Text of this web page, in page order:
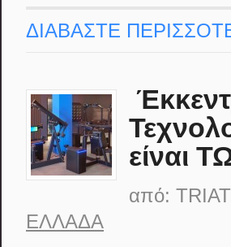
ΔΙΑΒΑΣΤΕ
είναι
από:
ΕΛΛΆΔΑ